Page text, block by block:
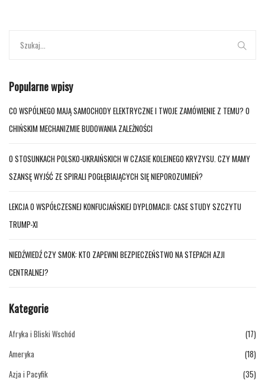
Popularne wpisy
CO WSPÓLNEGO MAJĄ SAMOCHODY ELEKTRYCZNE I TWOJE ZAMÓWIENIE Z TEMU? O
CHIŃSKIM MECHANIZMIE BUDOWANIA ZALEŻNOŚCI
O STOSUNKACH POLSKO-UKRAIŃSKICH W CZASIE KOLEJNEGO KRYZYSU. CZY MAMY
SZANSĘ WYJŚĆ ZE SPIRALI POGŁĘBIAJĄCYCH SIĘ NIEPOROZUMIEŃ?
LEKCJA O WSPÓŁCZESNEJ KONFUCJAŃSKIEJ DYPLOMACJI: CASE STUDY SZCZYTU
TRUMP-XI
NIEDŹWIEDŹ CZY SMOK: KTO ZAPEWNI BEZPIECZEŃSTWO NA STEPACH AZJI
CENTRALNEJ?
Kategorie
Afryka i Bliski Wschód
(17)
Ameryka
(18)
Azja i Pacyfik
(35)